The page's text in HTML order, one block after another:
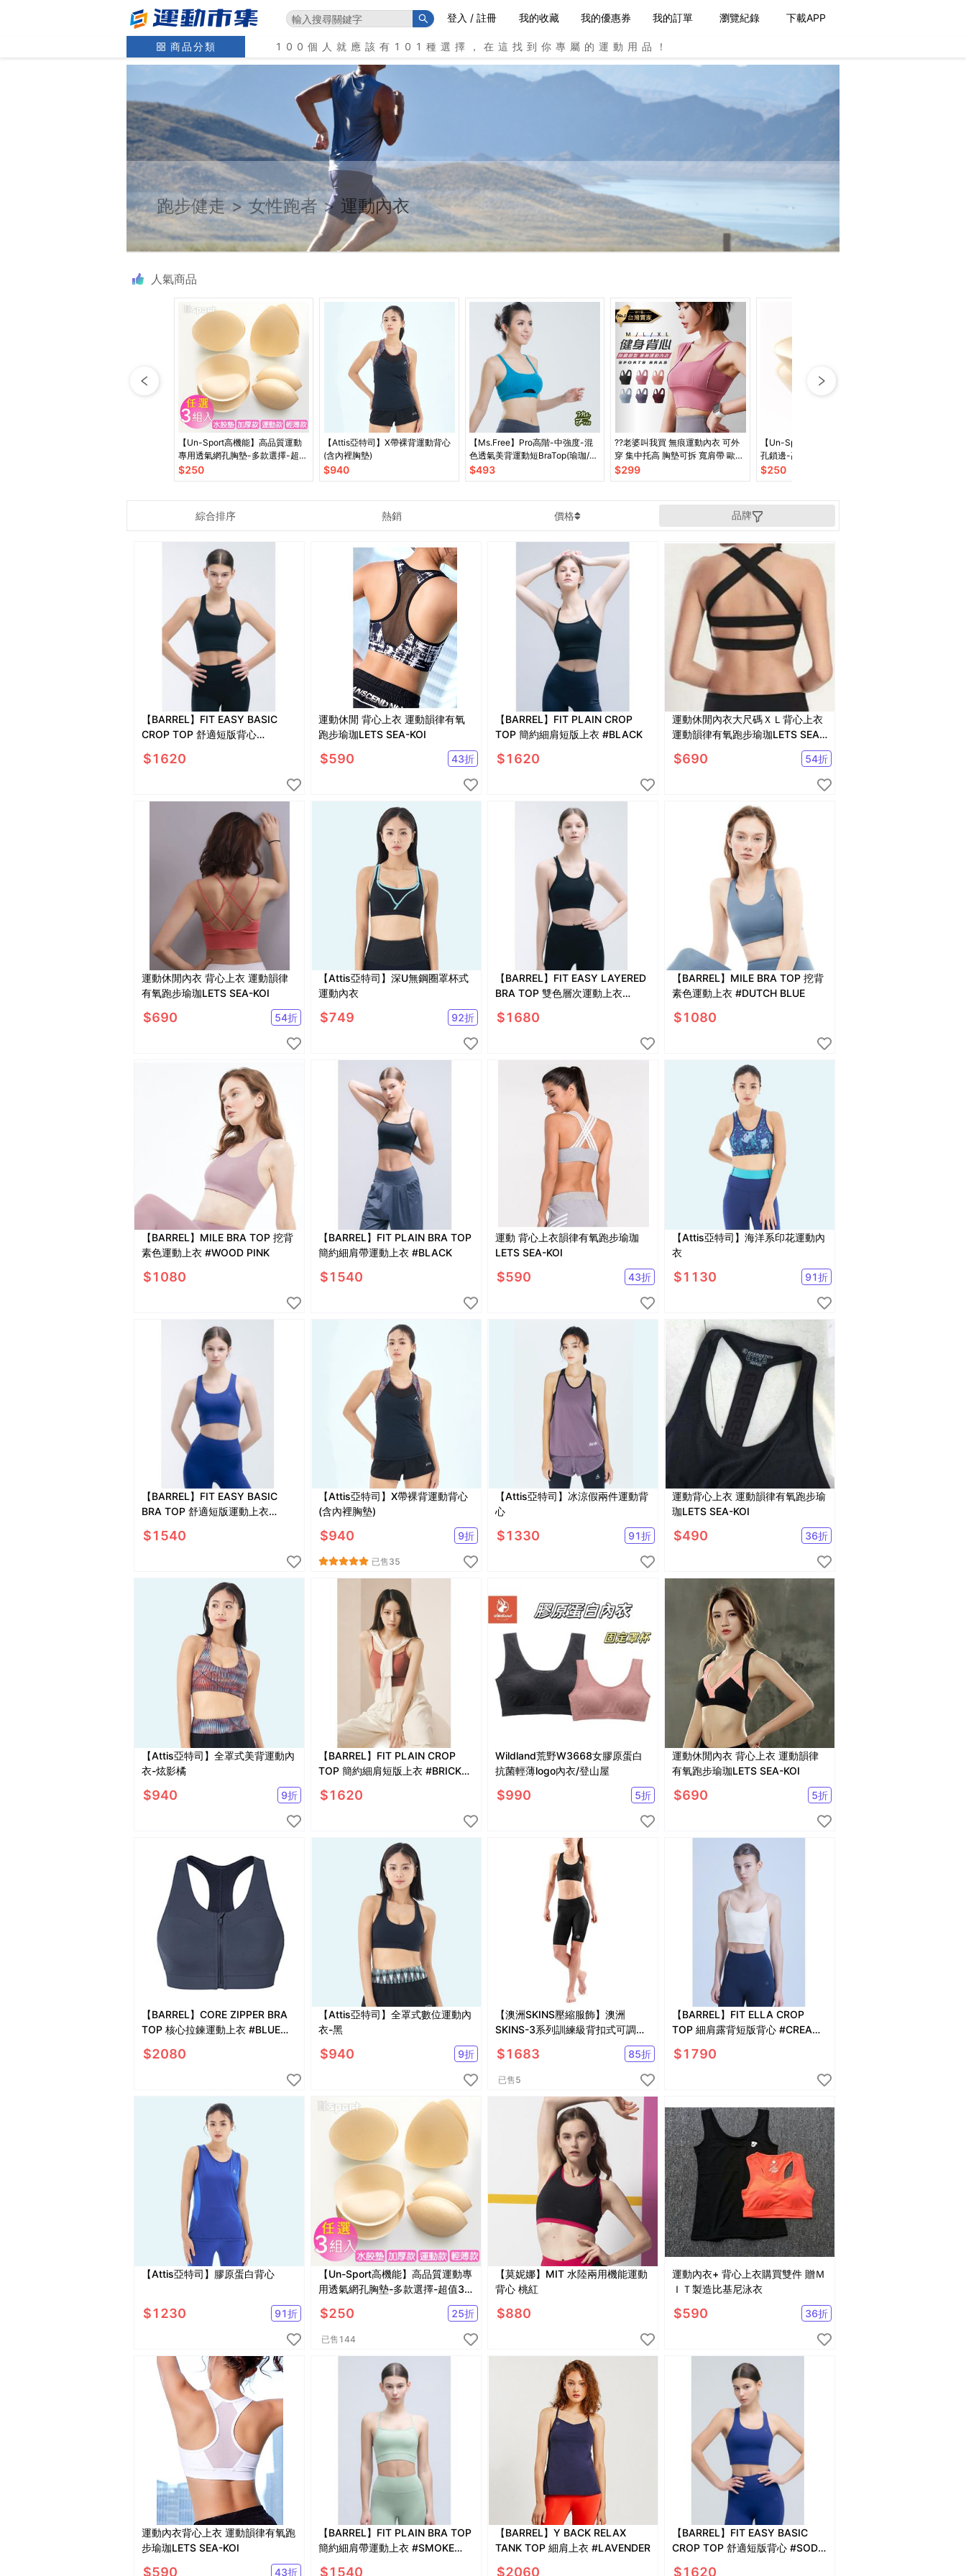
登入 / 註冊 我的收藏 我的優惠券 我的訂單 瀏覽紀錄 下載APP
商品分類 100個人就應該有101種選擇，在這找到你專屬的運動用品！
跑步健走 > 女性跑者 > 運動內衣
人氣商品
【Un-Sport高機能】高品質運動
專用透氣網孔胸墊-多款選擇-超值
3對入(泳裝/運動內衣可用)
$250
【Attis亞特司】X帶裸背運動背心
(含內裡胸墊)
$940
【Ms.Free】Pro高階-中強度-混
色透氣美背運動短BraTop(瑜珈/健
身/跳舞)孔雀藍
$493
??老婆叫我買 無痕運動內衣 可外
穿 集中托高 胸墊可拆 寬肩帶 歐美
內衣 美背U領 健身房
$299
【Un-Sport高機能】升級版透氣
孔鎖邊-高品質加厚胸墊（超厚2組
入）
$250
綜合排序 熱銷 價格 品牌
【BARREL】FIT EASY BASIC
CROP TOP 舒適短版背心
$1620
運動休閒 背心上衣 運動韻律有氧
跑步瑜珈LETS SEA-KOI
$590 43折
【BARREL】FIT PLAIN CROP
TOP 簡約細肩短版上衣 #BLACK
$1620
運動休閒內衣大尺碼ＸＬ背心上衣
運動韻律有氧跑步瑜珈LETS SEA-
$690 54折
運動休閒內衣 背心上衣 運動韻律
有氧跑步瑜珈LETS SEA-KOI
$690 54折
【Attis亞特司】深U無鋼圈罩杯式
運動內衣
$749 92折
【BARREL】FIT EASY LAYERED
BRA TOP 雙色層次運動上衣
$1680
【BARREL】MILE BRA TOP 挖背
素色運動上衣 #DUTCH BLUE
$1080
【BARREL】MILE BRA TOP 挖背
素色運動上衣 #WOOD PINK
$1080
【BARREL】FIT PLAIN BRA TOP
簡約細肩帶運動上衣 #BLACK
$1540
運動 背心上衣韻律有氧跑步瑜珈
LETS SEA-KOI
$590 43折
【Attis亞特司】海洋系印花運動內
衣
$1130 91折
【BARREL】FIT EASY BASIC
BRA TOP 舒適短版運動上衣
$1540
【Attis亞特司】X帶裸背運動背心
(含內裡胸墊)
$940 9折
已售35
【Attis亞特司】冰涼假兩件運動背
心
$1330 91折
運動背心上衣 運動韻律有氧跑步瑜
珈LETS SEA-KOI
$490 36折
【Attis亞特司】全罩式美背運動內
衣-炫影橘
$940 9折
【BARREL】FIT PLAIN CROP
TOP 簡約細肩短版上衣 #BRICK
$1620
Wildland荒野W3668女膠原蛋白
抗菌輕薄logo內衣/登山屋
$990 5折
運動休閒內衣 背心上衣 運動韻律
有氧跑步瑜珈LETS SEA-KOI
$690 5折
【BARREL】CORE ZIPPER BRA
TOP 核心拉鍊運動上衣 #BLUE
$2080
【Attis亞特司】全罩式數位運動內
衣-黑
$940 9折
【澳洲SKINS壓縮服飾】澳洲
SKINS-3系列訓練級背扣式可調整
加襯運動內衣(女)黑ST4073010
$1683 85折
已售5
【BARREL】FIT ELLA CROP
TOP 細肩露背短版背心 #CREAM
$1790
【Attis亞特司】膠原蛋白背心
$1230 91折
【Un-Sport高機能】高品質運動專
用透氣網孔胸墊-多款選擇-超值3
$250 25折
已售 144
【莫妮娜】MIT 水陸兩用機能運動
背心 桃紅
$880
運動內衣+ 背心上衣購買雙件 贈Ｍ
ＩＴ製造比基尼泳衣
$590 36折
運動內衣背心上衣 運動韻律有氧跑
步瑜珈LETS SEA-KOI
$590 43折
【BARREL】FIT PLAIN BRA TOP
簡約細肩帶運動上衣 #SMOKE
$1540
【BARREL】Y BACK RELAX
TANK TOP 細肩上衣 #LAVENDER
$2060
【BARREL】FIT EASY BASIC
CROP TOP 舒適短版背心 #SODA
$1620